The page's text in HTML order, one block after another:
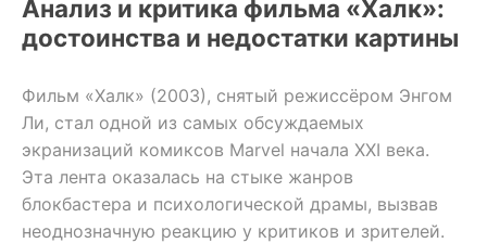
Анализ и критика фильма «Халк»:
достоинства и недостатки картины
Фильм «Халк» (2003), снятый режиссёром Энгом
Ли, стал одной из самых обсуждаемых
экранизаций комиксов Marvel начала XXI века.
Эта лента оказалась на стыке жанров
блокбастера и психологической драмы, вызвав
неоднозначную реакцию у критиков и зрителей.